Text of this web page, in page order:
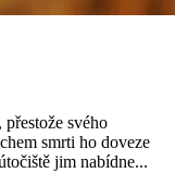
svého
smrti ho doveze
jim nabídne...